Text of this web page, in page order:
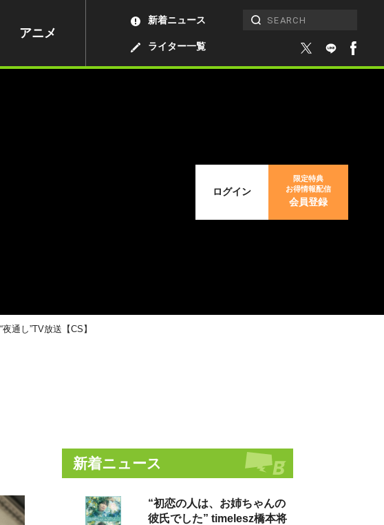
アニメ
ライター一覧
新着ニュース
ログイン
限定特典
お得情報配信
会員登録
通し”TV放送【CS】
新着ニュース
“初恋の人は、お姉ちゃんの
彼氏でした” timelesz橋本将